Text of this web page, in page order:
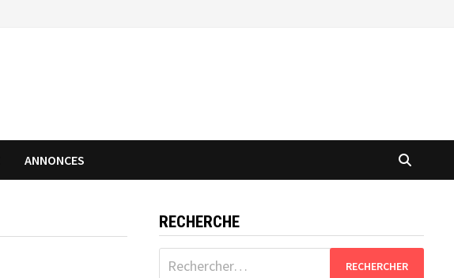
ANNONCES
RECHERCHE
Rechercher :